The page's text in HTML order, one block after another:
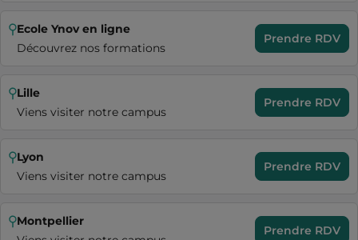
Ecole Ynov en ligne
Découvrez nos formations
Prendre RDV
Lille
Viens visiter notre campus
Prendre RDV
Lyon
Viens visiter notre campus
Prendre RDV
Montpellier
Prendre RDV